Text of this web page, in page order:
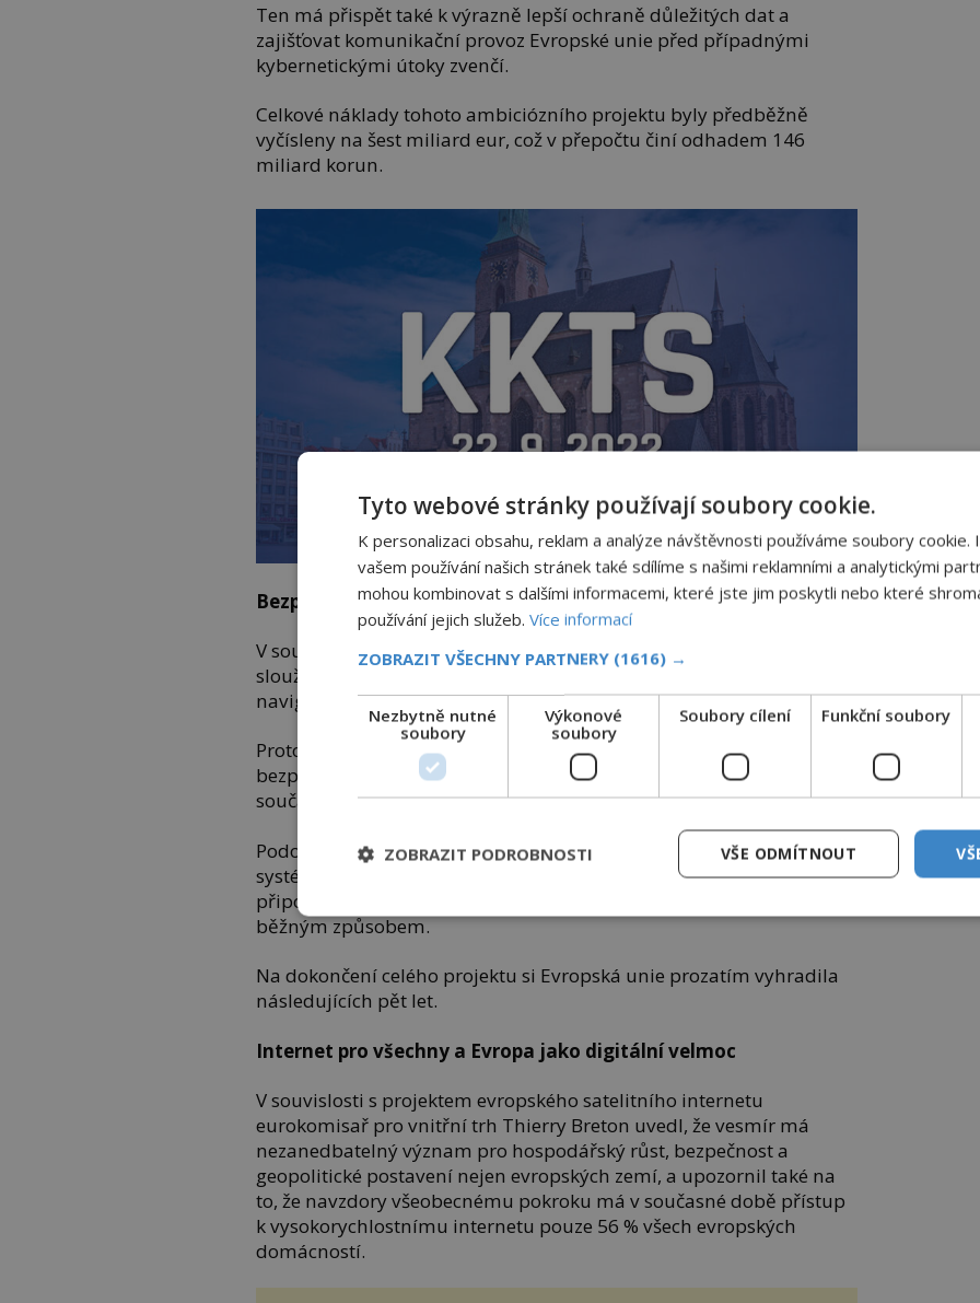
Ten má přispět také k výrazně lepší ochraně důležitých dat a
zajišťovat komunikační provoz Evropské unie před případnými
kybernetickými útoky zvenčí.
Celkové náklady tohoto ambiciózního projektu byly předběžně
vyčísleny na šest miliard eur, což v přepočtu činí odhadem 146
miliard korun.
Bezpečné evropské satelity
V současné chvíli provozuje Evropská unie několik stovek satelitů. Ty
slouží například pro účely meteorologických služeb nebo
navigačních systémů, podle odborníků ale nejsou příliš bezpečné.
Proto se EU rozhodla, že chce v dohledné době vybudovat nový,
bezpečnější a víceúčelový satelitní systém, který by vyhovoval
současným nárokům na kyberbezpečnost.
Podobně jako projekt Starlink Elona Muska má zmíněný budoucí
systém kromě jiného také poskytovat vysokorychlostní internetové
připojení v oblastech, kde infrastruktura nedovoluje jeho zavedení
běžným způsobem.
Na dokončení celého projektu si Evropská unie prozatím vyhradila
následujících pět let.
Internet pro všechny a Evropa jako digitální velmoc
V souvislosti s projektem evropského satelitního internetu
eurokomisař pro vnitřní trh Thierry Breton uvedl, že vesmír má
nezanedbatelný význam pro hospodářský růst, bezpečnost a
geopolitické postavení nejen evropských zemí, a upozornil také na
to, že navzdory všeobecnému pokroku má v současné době přístup
k vysokorychlostnímu internetu pouze 56 % všech evropských
domácností.
Tyto webové stránky používají soubory cookie.
K personalizaci obsahu, reklam a analýze návštěvnosti používáme soubory cookie.
vašem používání našich stránek také sdílíme s našimi reklamními a analytickými
mohou kombinovat s dalšími informacemi, které jste jim poskytli nebo které
používání jejich služeb. Více informací
ZOBRAZIT VŠECHNY PARTNERY (1616) →
Nezbytně nutné
soubory
Výkonové
soubory
Soubory cílení Funkční soubory
VŠE ODMÍTNOUT
ZOBRAZIT PODROBNOSTI